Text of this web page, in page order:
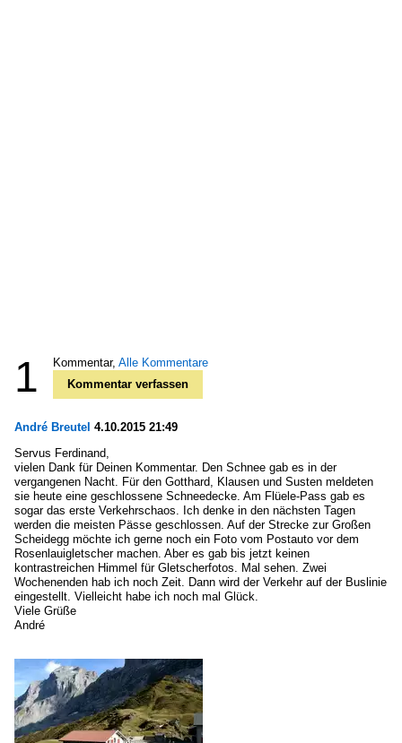
1 Kommentar, Alle Kommentare
Kommentar verfassen
André Breutel 4.10.2015 21:49
Servus Ferdinand,
vielen Dank für Deinen Kommentar. Den Schnee gab es in der
vergangenen Nacht. Für den Gotthard, Klausen und Susten meldeten
sie heute eine geschlossene Schneedecke. Am Flüele-Pass gab es
sogar das erste Verkehrschaos. Ich denke in den nächsten Tagen
werden die meisten Pässe geschlossen. Auf der Strecke zur Großen
Scheidegg möchte ich gerne noch ein Foto vom Postauto vor dem
Rosenlauigletscher machen. Aber es gab bis jetzt keinen
kontrastreichen Himmel für Gletscherfotos. Mal sehen. Zwei
Wochenenden hab ich noch Zeit. Dann wird der Verkehr auf der Buslinie
eingestellt. Vielleicht habe ich noch mal Glück.
Viele Grüße
André